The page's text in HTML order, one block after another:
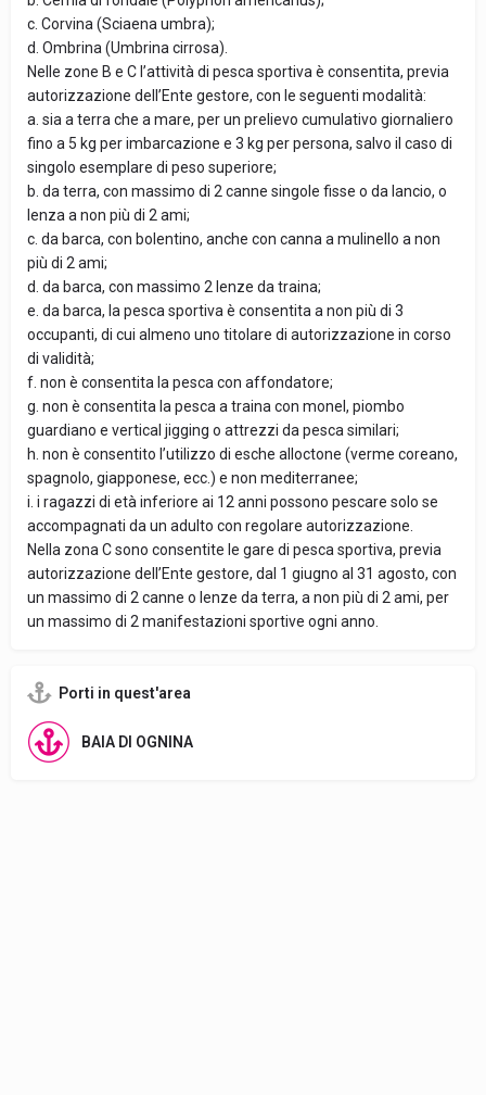
c. Corvina (Sciaena umbra);
d. Ombrina (Umbrina cirrosa).
Nelle zone B e C l’attività di pesca sportiva è consentita, previa
autorizzazione dell’Ente gestore, con le seguenti modalità:
a. sia a terra che a mare, per un prelievo cumulativo giornaliero
fino a 5 kg per imbarcazione e 3 kg per persona, salvo il caso di
singolo esemplare di peso superiore;
b. da terra, con massimo di 2 canne singole fisse o da lancio, o
lenza a non più di 2 ami;
c. da barca, con bolentino, anche con canna a mulinello a non
più di 2 ami;
d. da barca, con massimo 2 lenze da traina;
e. da barca, la pesca sportiva è consentita a non più di 3
occupanti, di cui almeno uno titolare di autorizzazione in corso
di validità;
f. non è consentita la pesca con affondatore;
g. non è consentita la pesca a traina con monel, piombo
guardiano e vertical jigging o attrezzi da pesca similari;
h. non è consentito l’utilizzo di esche alloctone (verme coreano,
spagnolo, giapponese, ecc.) e non mediterranee;
i. i ragazzi di età inferiore ai 12 anni possono pescare solo se
accompagnati da un adulto con regolare autorizzazione.
Nella zona C sono consentite le gare di pesca sportiva, previa
autorizzazione dell’Ente gestore, dal 1 giugno al 31 agosto, con
un massimo di 2 canne o lenze da terra, a non più di 2 ami, per
un massimo di 2 manifestazioni sportive ogni anno.
Porti in quest'area
BAIA DI OGNINA